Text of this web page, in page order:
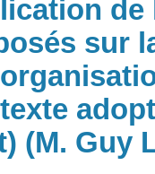
sur
(M. Guy